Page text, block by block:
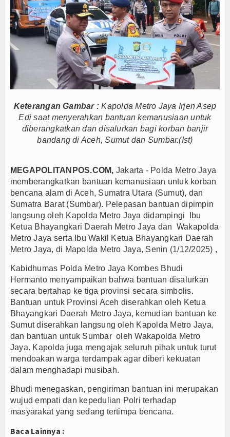
Persib Gagal Juara, Ateng Sutisna Ajak
Bupati Majalengka Ajak Ribuan Bobotoh Doakan
Ateng Sutisna Satukan Ribuan Bobotoh, Nobar
SIAL Food & Drinks Indonesia 2026 Perkuat
Kapolres Majalengka Ajak Bobotoh Junjung
Munjirin Panen Padi Ciherang di Cakung, Urban
Interupsi PDIP Warnai Paripurna APBD
Bupati Majalengka Beberkan Hasil Paripurna
APBD Majalengka 2026 Naik Jadi Rp 3,14 Triliun,
Bupati Majalengka Ajak Ribuan Bobotoh Doakan
Ateng Sutisna Satukan Ribuan Bobotoh, Nobar
SIAL Food & Drinks Indonesia 2026 Perkuat
Kapolres Majalengka Ajak Bobotoh Junjung
Munjirin Panen Padi Ciherang di Cakung, Urban
PTPN I Ubah Aset Jadi Mesin Pertumbuhan,
Bupati Majalengka Beberkan Hasil Paripurna
Keterangan Gambar : Kapolda Metro Jaya Irjen Asep
Edi saat menyerahkan bantuan kemanusiaan untuk
diberangkatkan dan disalurkan bagi korban banjir
bandang di Aceh, Sumut dan Sumbar.(Ist)
MEGAPOLITANPOS.COM, Jakarta - Polda Metro Jaya
memberangkatkan bantuan kemanusiaan untuk korban
bencana alam di Aceh, Sumatra Utara (Sumut), dan
Sumatra Barat (Sumbar). Pelepasan bantuandipimpin
langsung oleh Kapolda Metro Jaya didampingi Ibu
Ketua Bhayangkari Daerah Metro Jaya dan Wakapolda
Metro Jaya serta Ibu Wakil Ketua Bhayangkari Daerah
Metro Jaya, di Mapolda Metro Jaya, Senin (1/12/2025) ,
Kabidhumas Polda Metro Jaya Kombes Bhudi
Hermanto menyampaikan bahwa bantuan disalurkan
secara bertahap ke tiga provinsi secara simbolis.
Bantuan untuk Provinsi Aceh diserahkan oleh Ketua
Bhayangkari Daerah Metro Jaya, kemudian bantuan ke
Sumut diserahkan langsung oleh Kapolda Metro Jaya,
dan bantuan untuk Sumbar oleh Wakapolda Metro
Jaya. Kapolda juga mengajak seluruh pihak untuk turut
mendoakan warga terdampak agar diberi kekuatan
dalam menghadapi musibah.
Bhudi menegaskan, pengiriman bantuan ini merupakan
wujud empati dan kepedulian Polri terhadap
masyarakat yang sedang tertimpa bencana.
Baca Lainnya :